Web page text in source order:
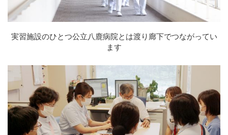
実習施設のひとつ公立八鹿病院とは渡り廊下でつながってい
ます